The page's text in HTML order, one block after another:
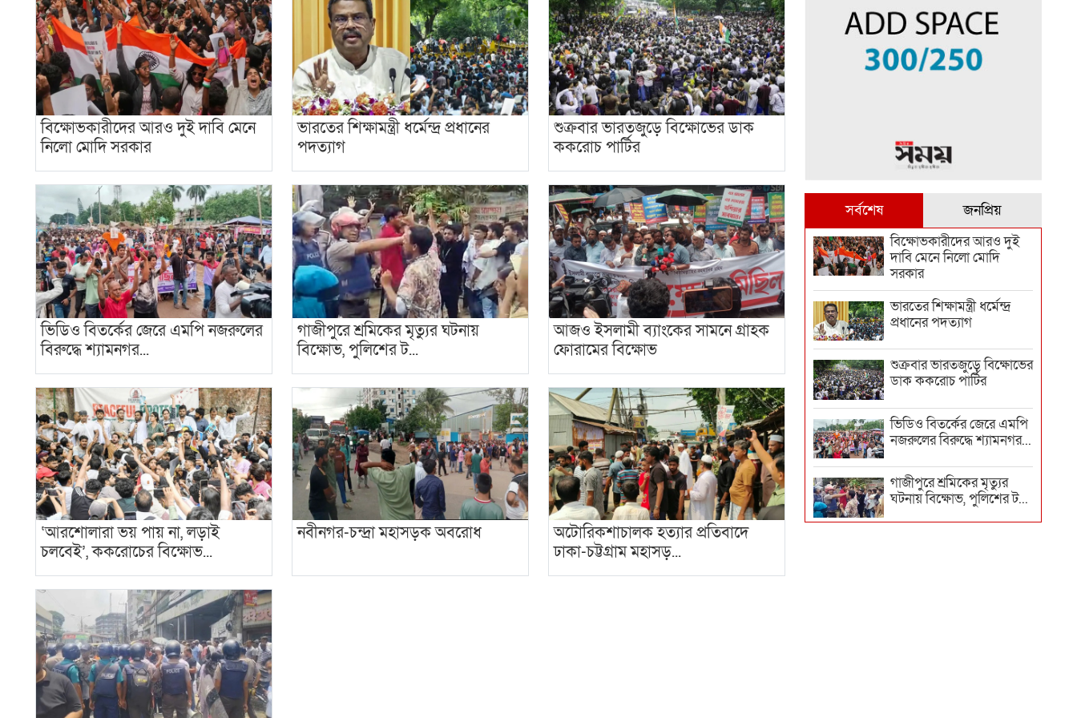
বিক্ষোভকারীদের আরও দুই দাবি মেনে
নিলো মোদি সরকার
ভারতের শিক্ষামন্ত্রী ধর্মেন্দ্র প্রধানের
পদত্যাগ
শুক্রবার ভারতজুড়ে বিক্ষোভের ডাক
ককরোচ পার্টির
ভিডিও বিতর্কের জেরে এমপি নজরুলের
বিরুদ্ধে শ্যামনগর...
গাজীপুরে শ্রমিকের মৃত্যুর ঘটনায়
বিক্ষোভ, পুলিশের ট...
আজও ইসলামী ব্যাংকের সামনে গ্রাহক
ফোরামের বিক্ষোভ
‘আরশোলারা ভয় পায় না, লড়াই
চলবেই’, ককরোচের বিক্ষোভ...
নবীনগর-চন্দ্রা মহাসড়ক অবরোধ
অটোরিকশাচালক হত্যার প্রতিবাদে
ঢাকা-চট্টগ্রাম মহাসড়...
সর্বশেষ
জনপ্রিয়
বিক্ষোভকারীদের আরও দুই
দাবি মেনে নিলো মোদি
সরকার
ভারতের শিক্ষামন্ত্রী ধর্মেন্দ্র
প্রধানের পদত্যাগ
শুক্রবার ভারতজুড়ে বিক্ষোভের
ডাক ককরোচ পার্টির
ভিডিও বিতর্কের জেরে এমপি
নজরুলের বিরুদ্ধে শ্যামনগর...
গাজীপুরে শ্রমিকের মৃত্যুর
ঘটনায় বিক্ষোভ, পুলিশের ট...